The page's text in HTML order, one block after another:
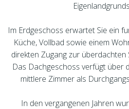
Im Erdgeschoss erwartet Sie ein
Küche, Vollbad sowie einem
direkten Zugang zur
Das Dachgeschoss verfügt über
mittlere Zimmer als
In den vergangenen Jahren